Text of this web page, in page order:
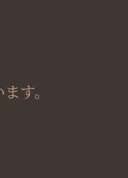
す。